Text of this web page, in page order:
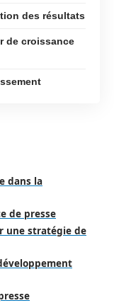
des résultats
de croissance
dans la
de presse
une stratégie de